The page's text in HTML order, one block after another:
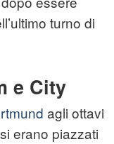
turno di
e City
agli ottavi
si erano piazzati